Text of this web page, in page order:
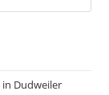
in Dudweiler